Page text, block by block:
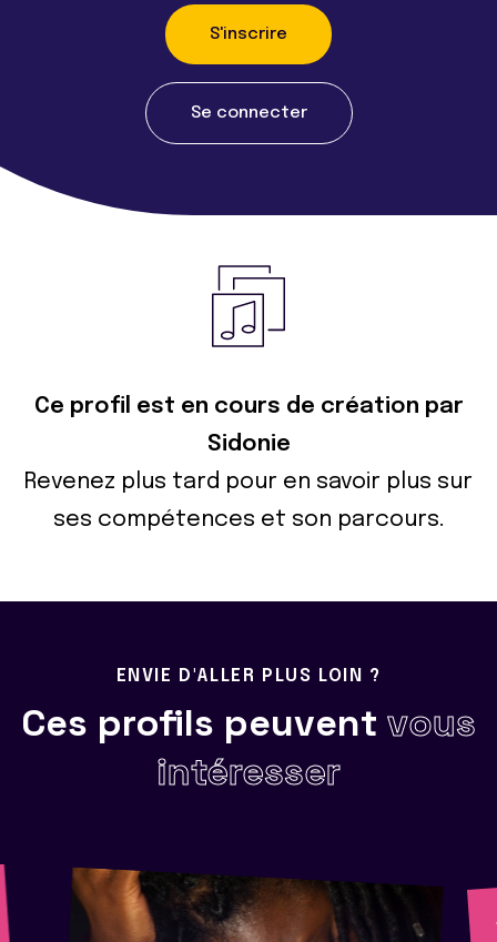
S'inscrire
Se connecter
Ce profil est en cours de création par
Sidonie
Revenez plus tard pour en savoir plus sur
ses compétences et son parcours.
ENVIE D'ALLER PLUS LOIN ?
Ces profils peuvent vous
intéresser